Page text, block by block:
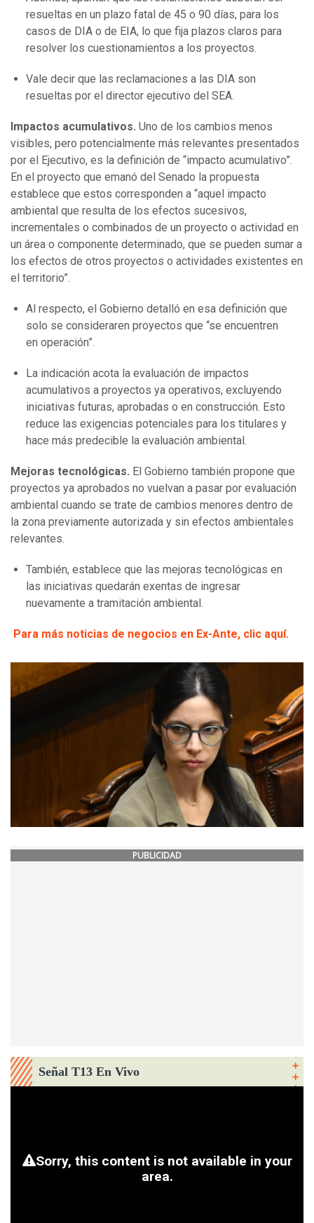
resueltas en un plazo fatal de 45 o 90 días, para los
casos de DIA o de EIA, lo que fija plazos claros para
resolver los cuestionamientos a los proyectos.
Vale decir que las reclamaciones a las DIA son
resueltas por el director ejecutivo del SEA.
Impactos acumulativos. Uno de los cambios menos
visibles, pero potencialmente más relevantes presentados
por el Ejecutivo, es la definición de “impacto acumulativo”.
En el proyecto que emanó del Senado la propuesta
establece que estos corresponden a “aquel impacto
ambiental que resulta de los efectos sucesivos,
incrementales o combinados de un proyecto o actividad en
un área o componente determinado, que se pueden sumar a
los efectos de otros proyectos o actividades existentes en
el territorio”.
Al respecto, el Gobierno detalló en esa definición que
solo se consideraren proyectos que “se encuentren
en operación”.
La indicación acota la evaluación de impactos
acumulativos a proyectos ya operativos, excluyendo
iniciativas futuras, aprobadas o en construcción. Esto
reduce las exigencias potenciales para los titulares y
hace más predecible la evaluación ambiental.
Mejoras tecnológicas. El Gobierno también propone que
proyectos ya aprobados no vuelvan a pasar por evaluación
ambiental cuando se trate de cambios menores dentro de
la zona previamente autorizada y sin efectos ambientales
relevantes.
También, establece que las mejoras tecnológicas en
las iniciativas quedarán exentas de ingresar
nuevamente a tramitación ambiental.
Para más noticias de negocios en Ex-Ante, clic aquí.
PUBLICIDAD
Señal T13 En Vivo